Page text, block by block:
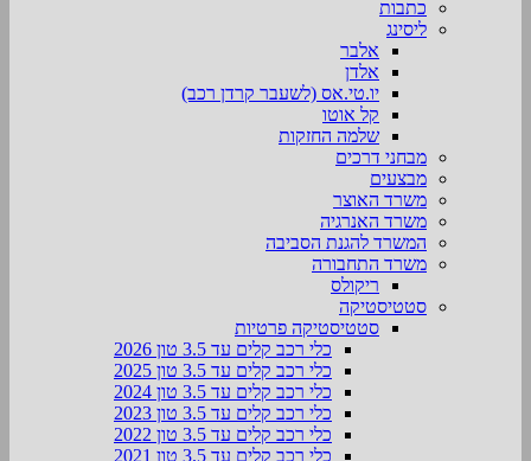
כתבות
ליסינג
אלבר
אלדן
יו.טי.אס (לשעבר קרדן רכב)
קל אוטו
שלמה החזקות
מבחני דרכים
מבצעים
משרד האוצר
משרד האנרגיה
המשרד להגנת הסביבה
משרד התחבורה
ריקולס
סטטיסטיקה
סטטיסטיקה פרטיות
כלי רכב קלים עד 3.5 טון 2026
כלי רכב קלים עד 3.5 טון 2025
כלי רכב קלים עד 3.5 טון 2024
כלי רכב קלים עד 3.5 טון 2023
כלי רכב קלים עד 3.5 טון 2022
כלי רכב קלים עד 3.5 טון 2021